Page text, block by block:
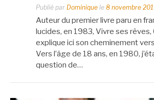
Publié par Dominique le 8 novembre
Auteur du premier livre paru en
lucides, en 1983, Vivre ses rêves,
explique ici son cheminement
Vers l’âge de 18 ans, en 1980,
question de…